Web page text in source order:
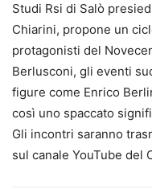
Studi Rsi di Salò
Chiarini, propone un
protagonisti del
Berlusconi, gli eventi
figure come Enrico
così uno spaccato
Gli incontri saranno
sul canale YouTube del